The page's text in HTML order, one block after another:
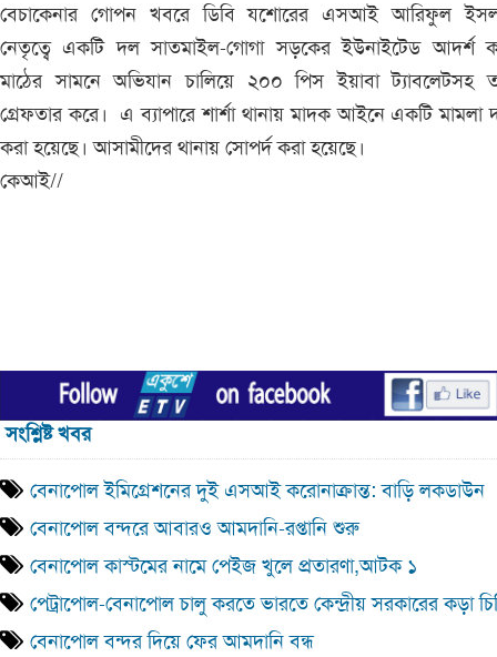
বেচাকেনার গোপন খবরে ডিবি যশোরের এসআই আরিফুল
নেতৃত্বে একটি দল সাতমাইল-গোগা সড়কের ইউনাইটেড আদর্শ
মাঠের সামনে অভিযান চালিয়ে ২০০ পিস ইয়াবা ট্যাবলেটসহ
গ্রেফতার করে। এ ব্যাপারে শার্শা থানায় মাদক আইনে একটি মামলা
করা হয়েছে। আসামীদের থানায় সোপর্দ করা হয়েছে।
কেআই//
সংশ্লিষ্ট খবর
বেনাপোল ইমিগ্রেশনের দুই এসআই করোনাক্রান্ত: বাড়ি লকডাউন
বেনাপোল বন্দরে আবারও আমদানি-রপ্তানি শুরু
বেনাপোল কাস্টমের নামে পেইজ খুলে প্রতারণা,আটক ১
পেট্রাপোল-বেনাপোল চালু করতে ভারতে কেন্দ্রীয় সরকারের কড়া
বেনাপোল বন্দর দিয়ে ফের আমদানি বন্ধ